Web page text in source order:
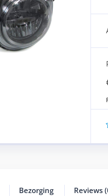
Bezorging Reviews